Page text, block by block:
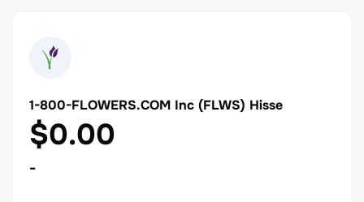
1-800-FLOWERS.COM Inc (FLWS) Hisse
$0.00
-